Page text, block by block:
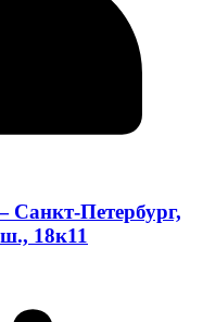
Петербург,
18к11